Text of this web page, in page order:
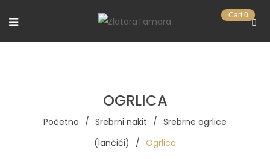
Cart 0
OGRLICA
Početna / Srebrni nakit / Srebrne ogrlice
(lančići)
/ Ogrlica